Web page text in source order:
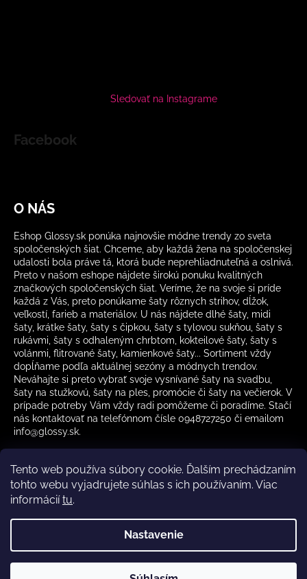
Tento web používa súbory cookie. Ďalším prechádzaním
tohto webu vyjadrujete súhlas s ich používaním. Viac
informáciítu.
Nastavenie
Sledovať na Instagrame
Facebook
O NÁS
Eshop Glossy.sk ponúka najnovšie módne trendy zo sveta
spoločenských šiat. Chceme, aby každá žena na spoločenskej
udalosti bola práve tá, ktorá bude neprehliadnuteľná a oslnivá.
Preto v našom eshope nájdete širokú ponuku kvalitných
značkových spoločenských šiat. Veríme, že na svoje si príde
každá z Vás, preto ponúkame šaty rôznych strihov, dĺžok,
veľkostí, farieb a materiálov. U nás nájdete dlhé šaty, midi
šaty, krátke šaty, šaty s čipkou, šaty s tylovou sukňou, šaty s
rukávmi, šaty s odhaleným chrbtom, kokteilové šaty, šaty s
volánmi, flitrované šaty, kamienkové šaty... Sortiment vždy
dopĺňame podľa aktuálnej sezóny a módnych trendov.
Neváhajte si preto vybrať svoje vysnívané šaty na svadbu,
šaty na stužkovú, šaty na ples, promócie či šaty na večierok. V
prípade potreby Vám vždy radi pomôžeme či poradíme. Stačí
nás kontaktovať na telefónnom čísle 0948727250 či emailom
info@glossy.sk.
Kamenná predajňa otváracia doba CZ